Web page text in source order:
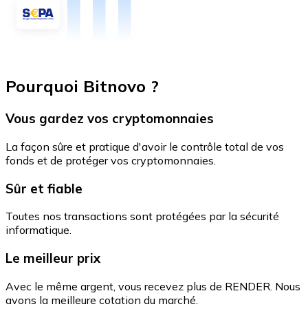
Pourquoi Bitnovo ?
Vous gardez vos cryptomonnaies
La façon sûre et pratique d'avoir le contrôle total de vos
fonds et de protéger vos cryptomonnaies.
Sûr et fiable
Toutes nos transactions sont protégées par la sécurité
informatique.
Le meilleur prix
Avec le même argent, vous recevez plus de RENDER. Nous
avons la meilleure cotation du marché.